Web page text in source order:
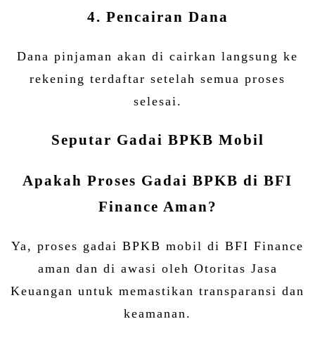
4. Pencairan Dana
Dana pinjaman akan di cairkan langsung ke
rekening terdaftar setelah semua proses
selesai.
Seputar Gadai BPKB Mobil
Apakah Proses Gadai BPKB di BFI
Finance Aman?
Ya, proses gadai BPKB mobil di BFI Finance
aman dan di awasi oleh Otoritas Jasa
Keuangan untuk memastikan transparansi dan
keamanan.